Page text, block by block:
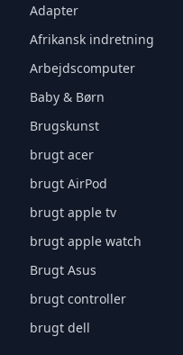
Adapter
Afrikansk indretning
Arbejdscomputer
Baby & Børn
Brugskunst
brugt acer
brugt AirPod
brugt apple tv
brugt apple watch
Brugt Asus
brugt controller
brugt dell